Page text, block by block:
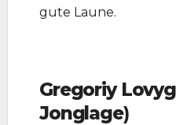
gute Laune.
Gregoriy
Jonglage)